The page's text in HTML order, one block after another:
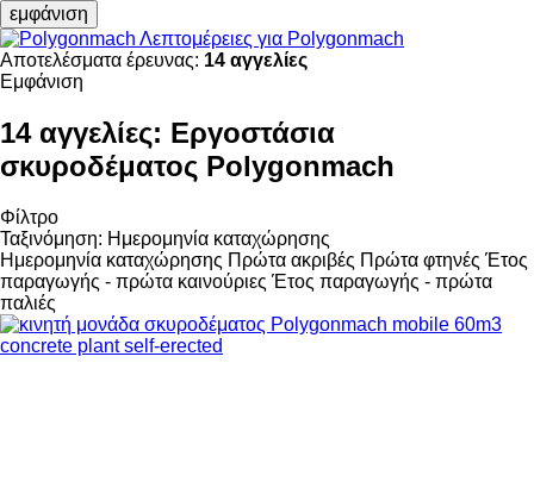
εμφάνιση
Λεπτομέρειες για Polygonmach
Αποτελέσματα έρευνας: 14 αγγελίες
Εμφάνιση
14 αγγελίες: Εργοστάσια
σκυροδέματος Polygonmach
Φίλτρο
Ταξινόμηση: Ημερομηνία καταχώρησης
Ημερομηνία καταχώρησης Πρώτα ακριβές Πρώτα φτηνές Έτος
παραγωγής - πρώτα καινούριες Έτος παραγωγής - πρώτα
παλιές